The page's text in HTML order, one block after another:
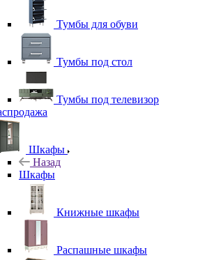
Тумбы для обуви
Тумбы под стол
Тумбы под телевизор
Шкафы
Назад
Шкафы
Книжные шкафы
Распашные шкафы